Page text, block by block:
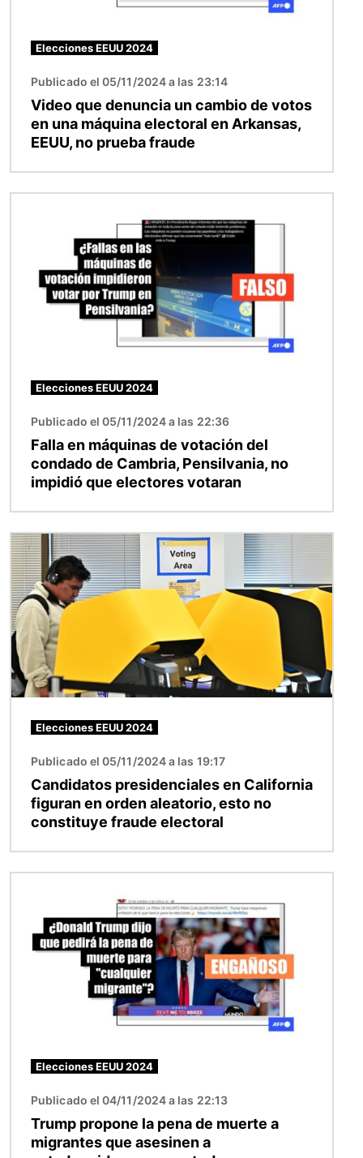
Elecciones EEUU 2024
Publicado el 05/11/2024 a las 23:14
Video que denuncia un cambio de votos
en una máquina electoral en Arkansas,
EEUU, no prueba fraude
Elecciones EEUU 2024
Publicado el 05/11/2024 a las 22:36
Falla en máquinas de votación del
condado de Cambria, Pensilvania, no
impidió que electores votaran
Imagen
Elecciones EEUU 2024
Publicado el 05/11/2024 a las 19:17
Candidatos presidenciales en California
figuran en orden aleatorio, esto no
constituye fraude electoral
Elecciones EEUU 2024
Publicado el 04/11/2024 a las 22:13
Trump propone la pena de muerte a
migrantes que asesinen a